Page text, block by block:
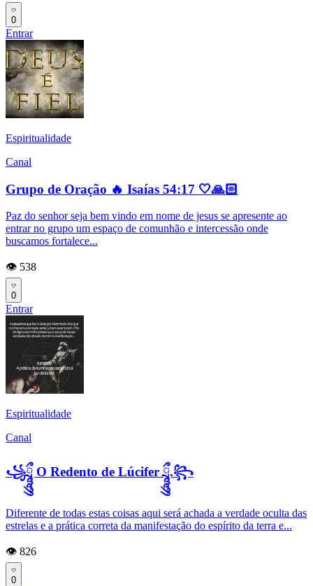
0
Entrar
Espiritualidade
Canal
Grupo de Oração 🔥 Isaías 54:17 🤍🙏🏻
Paz do senhor seja bem vindo em nome de jesus se apresente ao
entrar no grupo um espaço de comunhão e intercessão onde
buscamos fortalece...
👁️ 538
0
Entrar
Espiritualidade
Canal
꧁ཷཱུུ O Redento de Lúcifer ཷཱུུ.꧂
Diferente de todas estas coisas aqui será achada a verdade oculta das
estrelas e a prática correta da manifestação do espírito da terra e...
👁️ 826
0